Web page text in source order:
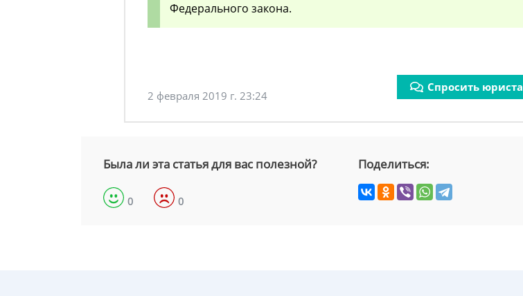
Федерального закона.
2 февраля 2019 г. 23:24
Спросить юриста
Была ли эта статья для вас полезной?
0 0
Поделиться: